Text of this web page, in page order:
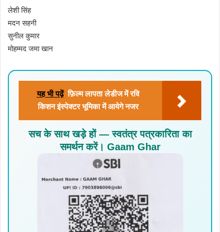
लेशी सिंह
मदन सहनी
सुनील कुमार
मोहम्मद जमा खान
यह भी पढ़ें फ़िल्म लापता लेडीज में रवि
किशन इंस्पेक्टर भूमिका में आयेगे नजर
सच के साथ खड़े हों — स्वतंत्र पत्रकारिता का
समर्थन करें। Gaam Ghar